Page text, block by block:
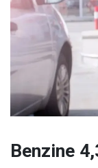
Benzine